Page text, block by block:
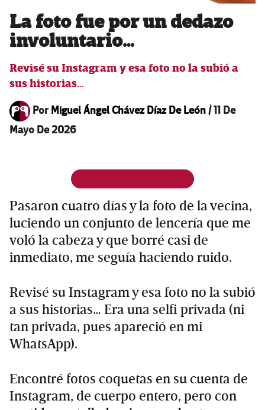
La foto fue por un dedazo
involuntario…
Revisé su Instagram y esa foto no la subió a
sus historias…
PorMiguel Ángel Chávez Díaz De León/11 De
Mayo De 2026
Pasaron cuatro días y la foto de la vecina,
luciendo un conjunto de lencería que me
voló la cabeza y que borré casi de
inmediato, me seguía haciendo ruido.
Revisé su Instagram y esa foto no la subió
a sus historias… Era una selfi privada (ni
tan privada, pues apareció en mi
WhatsApp).
Encontré fotos coquetas en su cuenta de
Instagram, de cuerpo entero, pero con